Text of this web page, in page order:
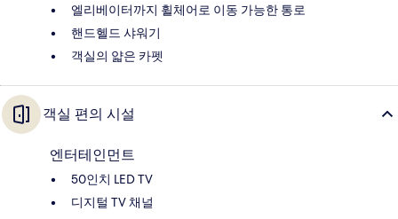
엘리베이터까지 휠체어로 이동 가능한 통로
핸드헬드 샤워기
객실의 얇은 카펫
객실 편의 시설
엔터테인먼트
50인치 LED TV
디지털 TV 채널